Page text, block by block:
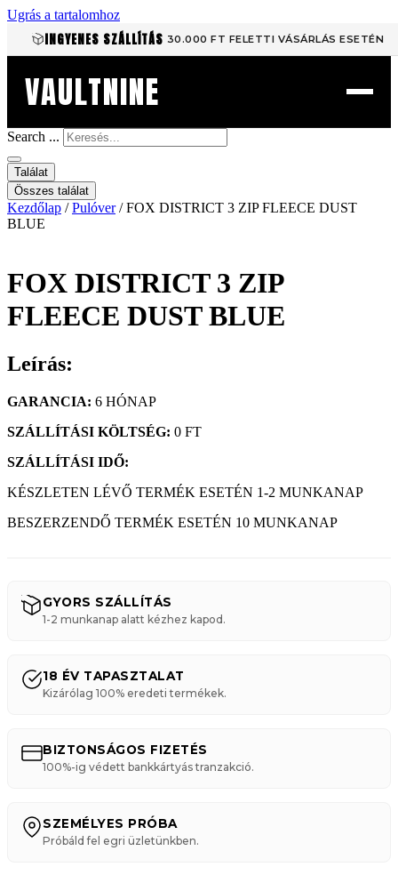
Ugrás a tartalomhoz
INGYENES SZÁLLÍTÁS 30.000 FT FELETTI VÁSÁRLÁS ESETÉN
VAULTNINE
Search ...
Találat
Összes találat
Kezdőlap /Pulóver/ FOX DISTRICT 3 ZIP FLEECE DUST
BLUE
FOX DISTRICT 3 ZIP
FLEECE DUST BLUE
Leírás:
GARANCIA: 6 HÓNAP
SZÁLLÍTÁSI KÖLTSÉG: 0 FT
SZÁLLÍTÁSI IDŐ:
KÉSZLETEN LÉVŐ TERMÉK ESETÉN 1-2 MUNKANAP
BESZERZENDŐ TERMÉK ESETÉN 10 MUNKANAP
GYORS SZÁLLÍTÁS
1-2 munkanap alatt kézhez kapod.
18 ÉV TAPASZTALAT
Kizárólag 100% eredeti termékek.
BIZTONSÁGOS FIZETÉS
100%-ig védett bankkártyás tranzakció.
SZEMÉLYES PRÓBA
Próbáld fel egri üzletünkben.